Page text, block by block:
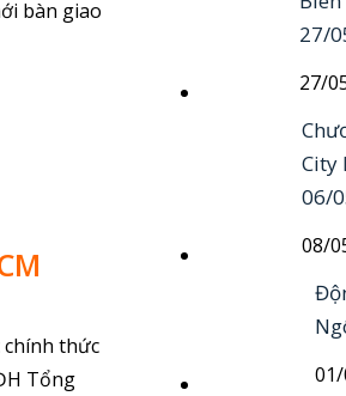
bàn giao
chính thức
Tổng
27/
27/
City
06/
08/